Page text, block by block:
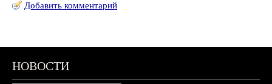
Добавить комментарий
НОВОСТИ